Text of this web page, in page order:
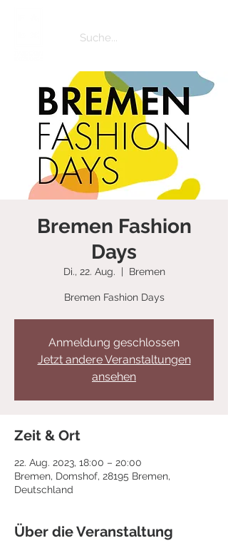
Bremen Fashion
Days
Di., 22. Aug.
  |
Bremen
Bremen Fashion Days
Anmeldung geschlossen
Jetzt andere Veranstaltungen
ansehen
Zeit & Ort
22. Aug. 2023, 18:00 – 20:00
Bremen, Domshof, 28195 Bremen,
Deutschland
Über die Veranstaltung